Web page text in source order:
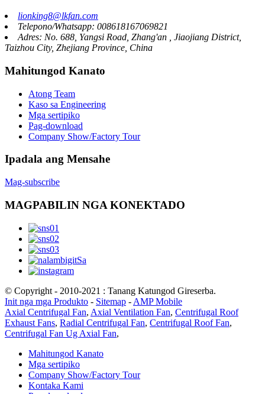
lionking8@lkfan.com
Telepono/Whatsapp: 008618167069821
Adres: No. 688, Yangsi Road, Zhang'an , Jiaojiang District,
Taizhou City, Zhejiang Province, China
Mahitungod Kanato
Atong Team
Kaso sa Engineering
Mga sertipiko
Pag-download
Company Show/Factory Tour
Ipadala ang Mensahe
Mag-subscribe
MAGPABILIN NGA KONEKTADO
© Copyright - 2010-2021 : Tanang Katungod Gireserba.
Init nga mga Produkto - Sitemap - AMP Mobile
Axial Centrifugal Fan, Axial Ventilation Fan, Centrifugal Roof
Exhaust Fans, Radial Centrifugal Fan, Centrifugal Roof Fan,
Centrifugal Fan Ug Axial Fan,
Mahitungod Kanato
Mga sertipiko
Company Show/Factory Tour
Kontaka Kami